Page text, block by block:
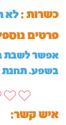
לא כשרות :
:פרטים
אפשר לשבת
בשפע. תחנת
:איש קשר